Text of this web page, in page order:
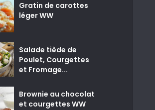
Gratin de carottes
léger WW
Salade tiède de
Poulet, Courgettes
et Fromage...
Brownie au chocolat
et courgettes WW